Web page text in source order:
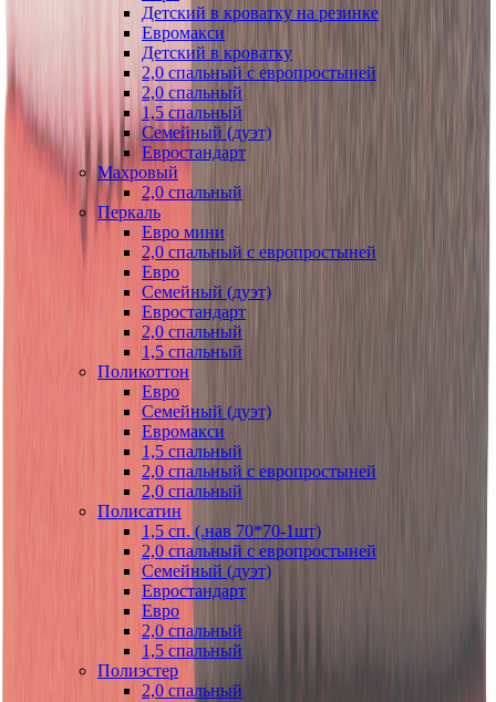
Детский в кроватку на резинке
Евромакси
Детский в кроватку
2,0 спальный с европростыней
2,0 спальный
1,5 спальный
Семейный (дуэт)
Евростандарт
Махровый
2,0 спальный
Перкаль
Евро мини
2,0 спальный с европростыней
Евро
Семейный (дуэт)
Евростандарт
2,0 спальный
1,5 спальный
Поликоттон
Евро
Семейный (дуэт)
Евромакси
1,5 спальный
2,0 спальный с европростыней
2,0 спальный
Полисатин
1,5 сп. (.нав 70*70-1шт)
2,0 спальный с европростыней
Семейный (дуэт)
Евростандарт
Евро
2,0 спальный
1,5 спальный
Полиэстер
2,0 спальный